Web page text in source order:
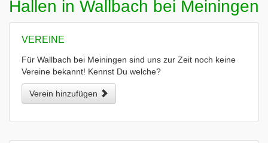
Hallen in Wallbach bei Meiningen
VEREINE
Für Wallbach bei Meiningen sind uns zur Zeit noch keine
Vereine bekannt! Kennst Du welche?
Verein hinzufügen